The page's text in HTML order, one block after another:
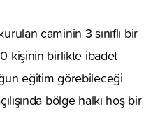
caminin 3 sınıflı bir
kişinin birlikte ibadet
eğitim görebileceği
bölge halkı hoş bir